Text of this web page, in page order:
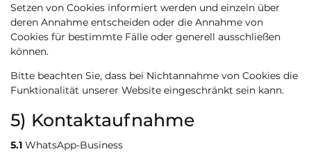
Setzen von Cookies informiert werden und einzeln über
deren Annahme entscheiden oder die Annahme von
Cookies für bestimmte Fälle oder generell ausschließen
können.
Bitte beachten Sie, dass bei Nichtannahme von Cookies die
Funktionalität unserer Website eingeschränkt sein kann.
5) Kontaktaufnahme
5.1 WhatsApp-Business